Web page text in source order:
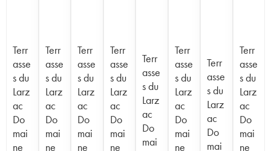
Terr
asse
s du
Larz
ac
Do
mai
ne
Terr
asse
s du
Larz
ac
Do
mai
ne
Terr
asse
s du
Larz
ac
Do
mai
ne
Terr
asse
s du
Larz
ac
Do
mai
ne
Terr
asse
s du
Larz
ac
Do
mai
Terr
asse
s du
Larz
ac
Do
mai
ne
Terr
asse
s du
Larz
ac
Do
mai
Terr
asse
s du
Larz
ac
Do
mai
ne